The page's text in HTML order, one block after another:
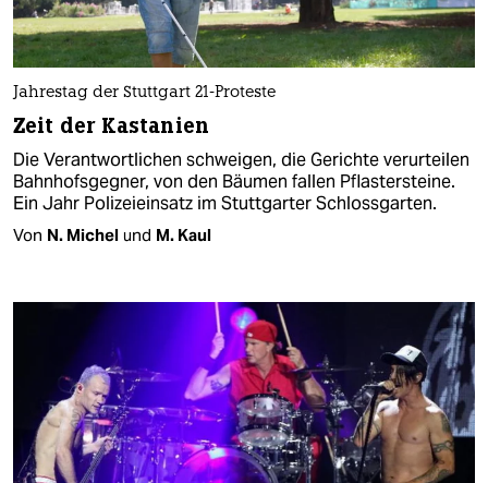
Jahrestag der Stuttgart 21-Proteste
Zeit der Kastanien
Die Verantwortlichen schweigen, die Gerichte verurteilen
Bahnhofsgegner, von den Bäumen fallen Pflastersteine.
Ein Jahr Polizeieinsatz im Stuttgarter Schlossgarten.
Von N. Michel und M. Kaul